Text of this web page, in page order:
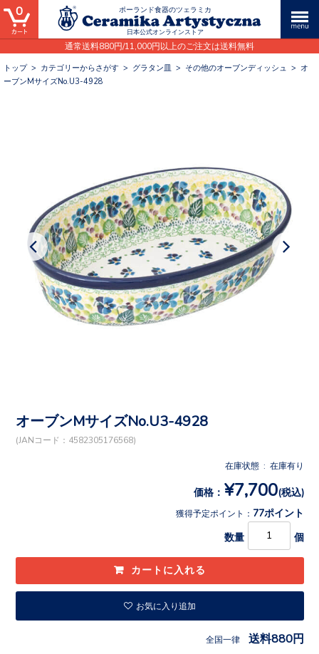
ポーランド食器のツェラミカ
日本公式オンラインストア
通常送料880円/11,000円以上のご注文は送料無料
0
トップ> カテゴリーからさがす > グラタン皿 > その他のオーブンディッシュ > オ
ーブンMサイズNo.U3-4928
オーブンMサイズNo.U3-4928
(JANコード：4582305176568)
在庫状態 : 在庫有り
価格： ¥7,700(税込)
獲得予定ポイント： 77ポイント
数量 個
お気に入り追加
全国一律 送料880円